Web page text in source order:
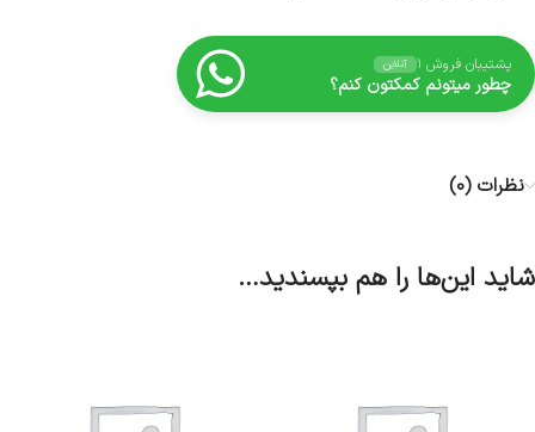
پشتیبان فروش ۱ آنلاین
چطور میتونم کمکتون کنم؟
نظرات (0)
شاید این‌ها را هم بپسندید…